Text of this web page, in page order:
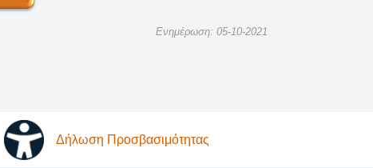
Ενημέρωση: 05-10-2021
Δήλωση Προσβασιμότητας